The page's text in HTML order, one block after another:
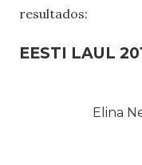
resultados:
EESTI LAUL
Elina